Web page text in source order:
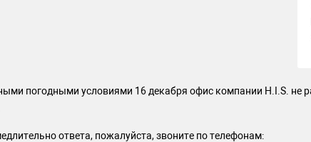
погодными условиями 16 декабря офис компании H.I.S. не
ответа, пожалуйста, звоните по телефонам: